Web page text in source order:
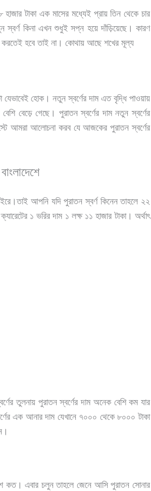
টাকা এক মাসের মধ্যেই প্রায় তিন থেকে চার
স্বর্ণ কিনা এখন শুধুই সপ্ন হয়ে দাঁড়িয়েছে। কারণ
হবে তাই না। কোথায় আছে শখের মূল্য
যেভাবেই হোক। নতুন স্বর্ণের দাম এত বৃদ্ধি পাওয়ায়
বেড়ে গেছে। পুরাতন স্বর্ণের দাম নতুন স্বর্ণের
আমরা আলোচনা করব যে আজকের পুরাতন স্বর্ণের
আপনি যদি পুরাতন স্বর্ণ কিনেন তাহলে ২২
১ ভরির দাম ১ লক্ষ ১১ হাজার টাকা। অর্থাৎ
তুলনায় পুরাতন স্বর্ণের দাম অনেক বেশি কম যার
এক আনার দাম যেখানে ৭০০০ থেকে ৮০০০ টাকা
কত। এবার চলুন তাহলে জেনে আসি পুরাতন সোনার